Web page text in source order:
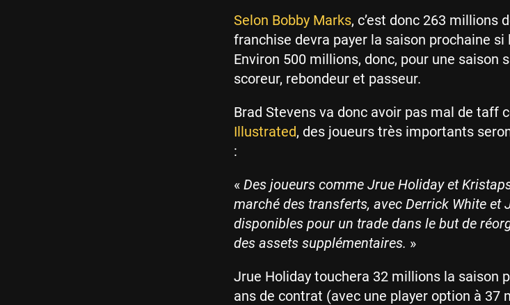
Selon Bobby Marks, c’est donc 263 millions
franchise devra payer la saison prochaine si
Environ 500 millions, donc, pour une saison
scoreur, rebondeur et passeur.
Brad Stevens va donc avoir pas mal de taff
Illustrated, des joueurs très importants
:
« Des joueurs comme Jrue Holiday et
marché des transferts, avec Derrick White et
disponibles pour un trade dans le but de
des assets supplémentaires. »
Jrue Holiday touchera 32 millions la saison
ans de contrat (avec une player option à 37